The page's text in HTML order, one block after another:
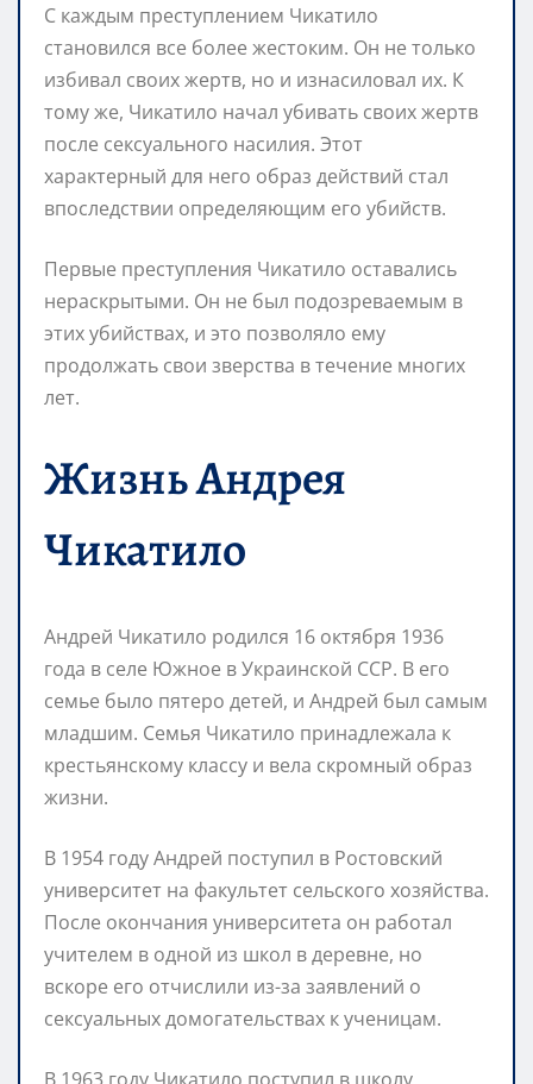
С каждым преступлением Чикатило
становился все более жестоким. Он не только
избивал своих жертв, но и изнасиловал их. К
тому же, Чикатило начал убивать своих жертв
после сексуального насилия. Этот
характерный для него образ действий стал
впоследствии определяющим его убийств.
Первые преступления Чикатило оставались
нераскрытыми. Он не был подозреваемым в
этих убийствах, и это позволяло ему
продолжать свои зверства в течение многих
лет.
Жизнь Андрея
Чикатило
Андрей Чикатило родился 16 октября 1936
года в селе Южное в Украинской ССР. В его
семье было пятеро детей, и Андрей был самым
младшим. Семья Чикатило принадлежала к
крестьянскому классу и вела скромный образ
жизни.
В 1954 году Андрей поступил в Ростовский
университет на факультет сельского хозяйства.
После окончания университета он работал
учителем в одной из школ в деревне, но
вскоре его отчислили из-за заявлений о
сексуальных домогательствах к ученицам.